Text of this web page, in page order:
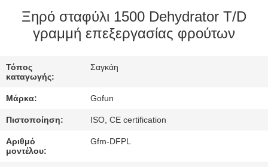
ΠΕΡΊΠΟΥ
ΕΜΕΊΣ
ΓΎΡΟΣ
ΕΡΓΟΣΤΑΣΊΩΝ
ΠΟΙΟΤΙΚΌΣ
ΈΛΕΓΧΟΣ
Ξηρό σταφύλι 1500 Dehydrator T/D
γραμμή επεξεργασίας φρούτων
Τόπος
καταγωγής:
Σαγκάη
Μάρκα: Gofun
Πιστοποίηση: ISO, CE certification
Αριθμό
μοντέλου:
Gfm-DFPL